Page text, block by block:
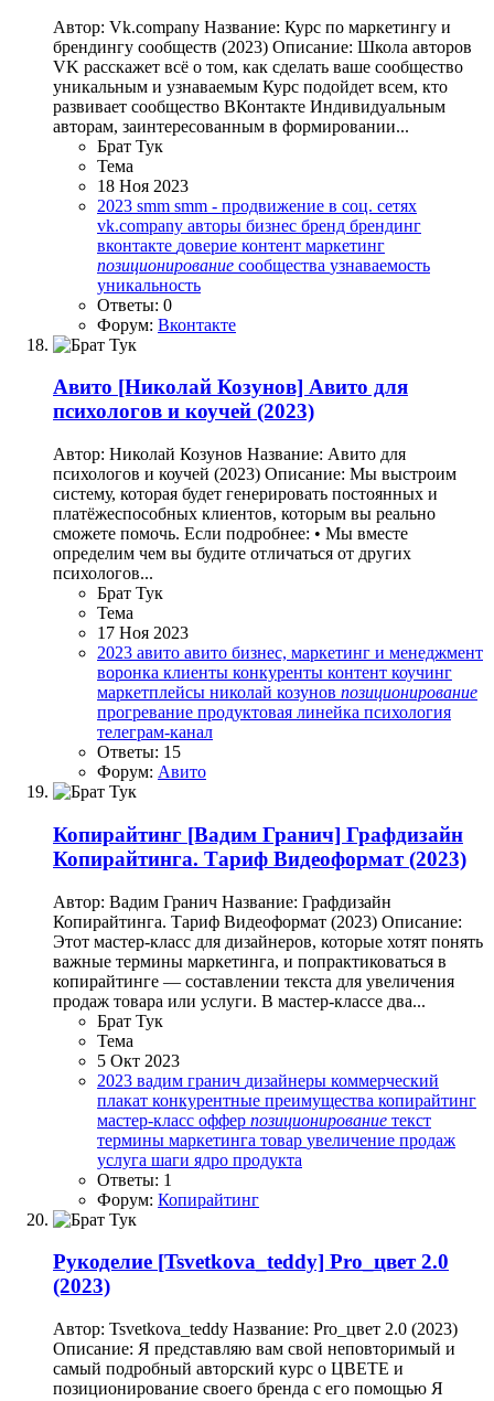
Автор: Vk.company Название: Курс по маркетингу и
брендингу сообществ (2023) Описание: Школа авторов
VK расскажет всё о том, как сделать ваше сообщество
уникальным и узнаваемым Курс подойдет всем, кто
развивает сообщество ВКонтакте Индивидуальным
авторам, заинтересованным в формировании...
Брат Тук
Тема
18 Ноя 2023
2023 smm smm - продвижение в соц. сетях
vk.company авторы бизнес бренд брендинг
вконтакте доверие контент маркетинг
позиционирование сообщества узнаваемость
уникальность
Ответы: 0
Форум: Вконтакте
Авито [Николай Козунов] Aвито для
психологов и коучей (2023)
Автор: Николай Козунов Название: Aвито для
психологов и коучей (2023) Описание: Мы выстроим
систему, которая будет генерировать постоянных и
платёжеспособных клиентов, которым вы реально
сможете помочь. Если подробнее: • Мы вместе
определим чем вы будите отличаться от других
психологов...
Брат Тук
Тема
17 Ноя 2023
2023 aвито авито бизнес, маркетинг и менеджмент
воронка клиенты конкуренты контент коучинг
маркетплейсы николай козунов позиционирование
прогревание продуктовая линейка психология
телеграм-канал
Ответы: 15
Форум: Авито
Копирайтинг [Вадим Гранич] Графдизайн
Копирайтинга. Тариф Видеоформат (2023)
Автор: Вадим Гранич Название: Графдизайн
Копирайтинга. Тариф Видеоформат (2023) Описание:
Этот мастер-класс для дизайнеров, которые хотят понять
важные термины маркетинга, и попрактиковаться в
копирайтинге — составлении текста для увеличения
продаж товара или услуги. В мастер-классе два...
Брат Тук
Тема
5 Окт 2023
2023 вадим гранич дизайнеры коммерческий
плакат конкурентные преимущества копирайтинг
мастер-класс оффер позиционирование текст
термины маркетинга товар увеличение продаж
услуга шаги ядро продукта
Ответы: 1
Форум: Копирайтинг
Рукоделие [Tsvetkova_teddy] Pro_цвет 2.0
(2023)
Автор: Tsvetkova_teddy Название: Pro_цвет 2.0 (2023)
Описание: Я представляю вам свой неповторимый и
самый подробный авторский курс о ЦВЕТЕ и
позиционирование своего бренда с его помощью Я